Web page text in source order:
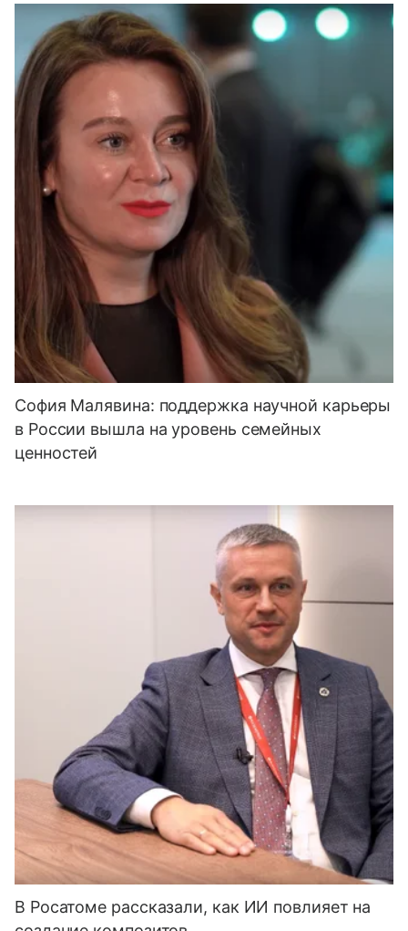
София Малявина: поддержка научной карьеры
в России вышла на уровень семейных
ценностей
В Росатоме рассказали, как ИИ повлияет на